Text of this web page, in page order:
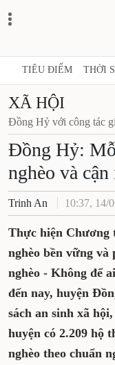
TIÊU ĐIỂM THỜI
XÃ HỘI
Đồng Hỷ với công tác
Đồng Hỷ:
nghèo và cận
Trinh An 10:37, 14/
Thực hiện Chương
nghèo bền vững
nghèo - Không để
đến nay, huyện
sách an sinh xã
huyện có 2.209 hộ
nghèo theo chuẩn